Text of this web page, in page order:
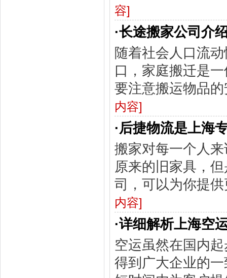
容]
·长途搬家公司介
随着社会人口流
口，家庭搬迁是
要注意搬运物品
内容]
·后捷物流是上海
搬家对每一个人
原来的旧家具，
司，可以为你提
内容]
·详细解析上海空
空运虽然在国内
得到广大企业的